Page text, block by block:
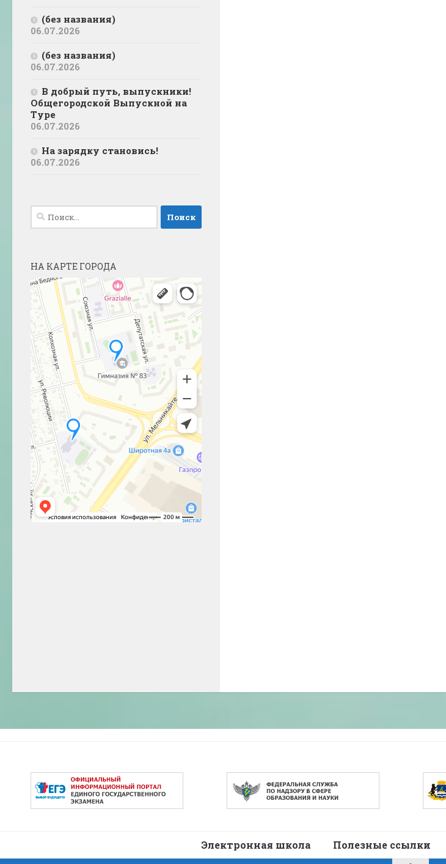
(без названия)
06.07.2026
(без названия)
06.07.2026
В добрый путь, выпускники!
Общегородской Выпускной на
Туре
06.07.2026
На зарядку становись!
06.07.2026
Найти:
НА КАРТЕ ГОРОДА
Электронная школа Полезные ссылки